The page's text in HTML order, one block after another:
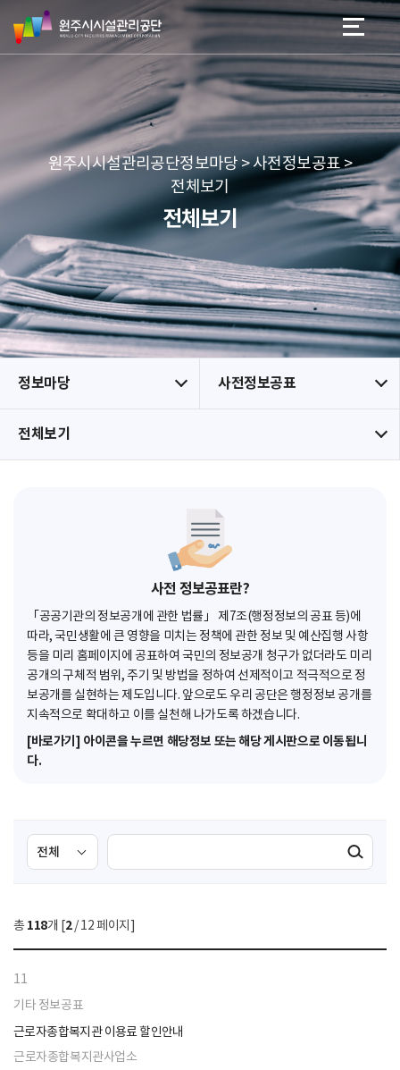
네
본문 바로가기
메뉴 바로가기
원
주
시
리
공
단
원주시시설관리공단정보마당 > 사전정보공표 >
전체보기
전체보기
정보마당 사전정보공표
전체보기
사전 정보공표란?
「공공기관의 정보공개에 관한 법률」 제7조(행정정보의 공표 등)에
따라, 국민생활에 큰 영향을 미치는 정책에 관한 정보 및 예산집행 사항
등을 미리 홈페이지에 공표하여 국민의 정보공개 청구가 없더라도 미리
공개의 구체적 범위, 주기 및 방법을 정하여 선제적이고 적극적으로 정
보공개를 실현하는 제도입니다. 앞으로도 우리 공단은 행정정보 공개를
지속적으로 확대하고 이를 실천해 나가도록 하겠습니다.
[바로가기] 아이콘을 누르면 해당정보 또는 해당 게시판으로 이동됩니
다.
검
색
선
택
색
검색실행
총 118개 [2/ 12 페이지]
11
기타 정보공표
근로자종합복지관 이용료 할인안내
근로자종합복지관사업소